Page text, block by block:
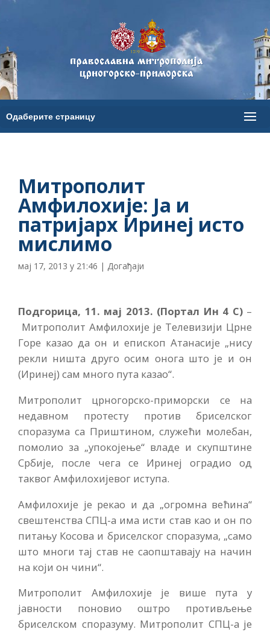
Митрополит
Амфилохије: Ја и
патријарх Иринеј исто
мислимо
мај 17, 2013 у 21:46 | Догађаји
Подгорица, 11. мај 2013. (Портал Ин 4 С)–
Митрополит Амфилохије је Телевизији Црне
Горе казао да он и епископ Атанасије „нису
рекли ништа друго осим онога што је и он
(Иринеј) сам много пута казао“.
Митрополит црногорско-приморски се на
недавном протесту против бриселског
споразума са Приштином, служећи молебан,
помолио за „упокојење“ владе и скупштине
Србије, после чега се Иринеј оградио од
таквог Амфилохијевог иступа.
Амфилохије је рекао и да „огромна већина“
свештенства СПЦ-а има исти став као и он по
питању Косова и бриселског споразума, „само
што многи тај став не саопштавају на начин
на који он чини“.
Митрополит Амфилохије је више пута у
јавности поновио оштро противљење
бриселском споразуму. Митрополит СПЦ-а је